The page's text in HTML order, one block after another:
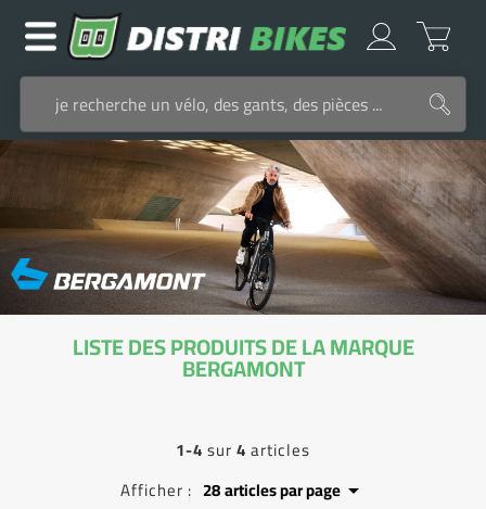
LISTE DES PRODUITS DE LA MARQUE
BERGAMONT
1-4sur4articles
Afficher : 28articles par page